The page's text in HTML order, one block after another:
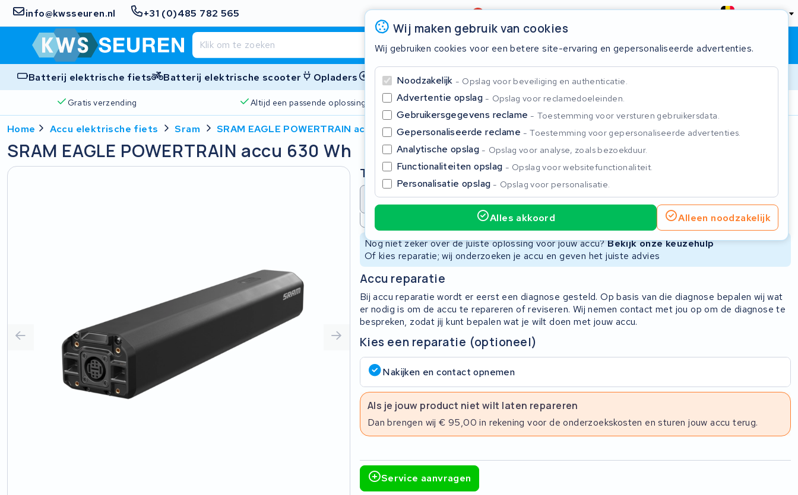
info@kwsseuren.nl +31 (0)485 782 565 Beoordeling4,6/5 België
Winkelwagen Inloggen
Batterij elektrische fiets Batterij elektrische scooter Opladers Accessoires
Gratis verzending Altijd een passende oplossing 2 jaar garantie
Wij maken gebruik van cookies
Wij gebruiken cookies voor een betere site-ervaring en gepersonaliseerde advertenties.
Noodzakelijk Opslag voor beveiliging en authenticatie.
Advertentie opslag Opslag voor reclamedoeleinden.
Gebruikersgegevens reclame Toestemming voor versturen gebruikersdata.
Gepersonaliseerde reclame Toestemming voor gepersonaliseerde advertenties.
Analytische opslag Opslag voor analyse, zoals bezoekduur.
Functionaliteiten opslag Opslag voor websitefunctionaliteit.
Personalisatie opslag Opslag voor personalisatie.
Alles akkoord Alleen noodzakelijk
Home Accu elektrische fiets Sram SRAM EAGLE POWERTRAIN accu 630 Wh
SRAM EAGLE POWERTRAIN accu 630 Wh
Type
Accu revisie Accu reparatie Nieuwe Accu Refurbished Accu
Niet beschikbaar
Nog niet zeker over de juiste oplossing voor jouw accu?Bekijk onze keuzehulp
Of kies reparatie; wij onderzoeken je accu en geven het juiste advies
Accu reparatie
Bij accu reparatie wordt er eerst een diagnose gesteld. Op basis van die diagnose bepalen wij wat
er nodig is om de accu te repareren of reviseren. Wij nemen contact met jou op om de diagnose te
bespreken, zodat jij kunt bepalen wat je wilt doen met jouw accu.
Kies een reparatie (optioneel)
Nakijken en contact opnemen
Als je jouw product niet wilt laten repareren
Dan brengen wij € 95,00 in rekening voor de onderzoekskosten en sturen jouw accu terug.
Service aanvragen
Sluiten
Begin te typen in de zoekbalk om te zoeken